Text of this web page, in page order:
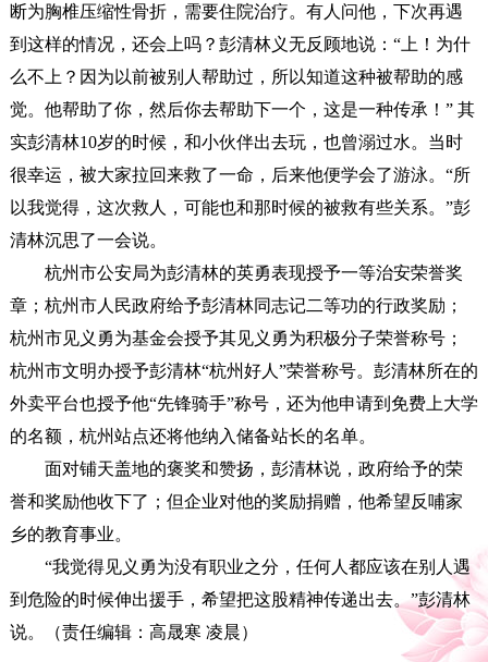
断为胸椎压缩性骨折，需要住院治疗。有人问他，下次再遇
到这样的情况，还会上吗？彭清林义无反顾地说：“上！为什
么不上？因为以前被别人帮助过，所以知道这种被帮助的感
觉。他帮助了你，然后你去帮助下一个，这是一种传承！” 其
实彭清林10岁的时候，和小伙伴出去玩，也曾溺过水。当时
很幸运，被大家拉回来救了一命，后来他便学会了游泳。“所
以我觉得，这次救人，可能也和那时候的被救有些关系。”彭
清林沉思了一会说。
杭州市公安局为彭清林的英勇表现授予一等治安荣誉奖
章；杭州市人民政府给予彭清林同志记二等功的行政奖励；
杭州市见义勇为基金会授予其见义勇为积极分子荣誉称号；
杭州市文明办授予彭清林“杭州好人”荣誉称号。彭清林所在的
外卖平台也授予他“先锋骑手”称号，还为他申请到免费上大学
的名额，杭州站点还将他纳入储备站长的名单。
面对铺天盖地的褒奖和赞扬，彭清林说，政府给予的荣
誉和奖励他收下了；但企业对他的奖励捐赠，他希望反哺家
乡的教育事业。
“我觉得见义勇为没有职业之分，任何人都应该在别人遇
到危险的时候伸出援手，希望把这股精神传递出去。”彭清林
说。（责任编辑：高晟寒 凌晨）